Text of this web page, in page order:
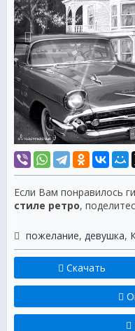
Если Вам понравилось
стиле ретро,
пожелание, девушка,
Скачать